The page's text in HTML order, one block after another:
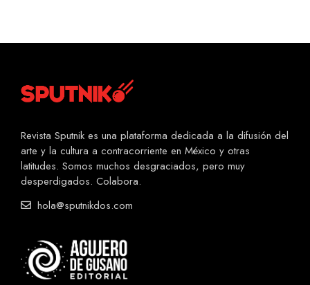
Revista Sputnik es una plataforma dedicada a la difusión del
arte y la cultura a contracorriente en México y otras
latitudes. Somos muchos desgraciados, pero muy
desperdigados. Colabora.
hola@sputnikdos.com